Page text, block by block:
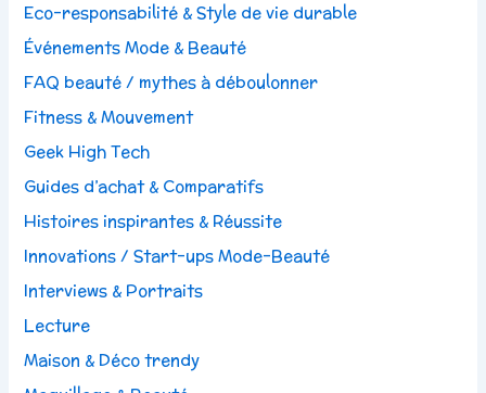
Eco-responsabilité & Style de vie durable
Événements Mode & Beauté
FAQ beauté / mythes à déboulonner
Fitness & Mouvement
Geek High Tech
Guides d’achat & Comparatifs
Histoires inspirantes & Réussite
Innovations / Start-ups Mode-Beauté
Interviews & Portraits
Lecture
Maison & Déco trendy